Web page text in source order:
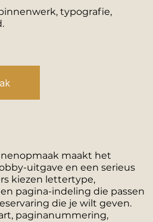
typografie,
maakt het
uitgave en een serieus
kiezen lettertype,
pagina-indeling die passen
die je wilt geven.
paginanummering,